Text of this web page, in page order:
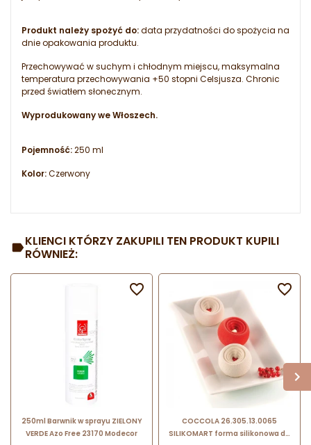
Produkt należy spożyć do:data przydatności do spożycia na
dnie opakowania produktu.
Przechowywać w suchym i chłodnym miejscu, maksymalna
temperatura przechowywania +50 stopni Celsjusza. Chronic
przed światłem słonecznym.
Wyprodukowany we Włoszech.
Pojemność:250 ml
Kolor:Czerwony
KLIENCI KTÓRZY ZAKUPILI TEN PRODUKT KUPILI
RÓWNIEŻ:
250ml Barwnik w sprayu ZIELONY
VERDE Azo Free 23170 Modecor

COCCOLA 26.305.13.0065
SILIKOMART forma silikonowa do
